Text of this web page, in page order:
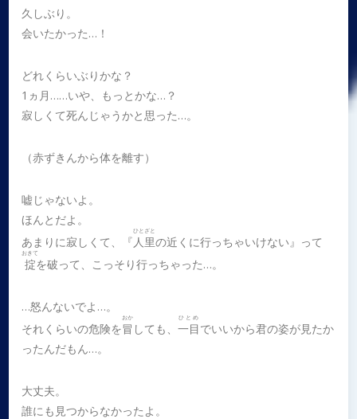
久しぶり。
会いたかった…！
どれくらいぶりかな？
1ヵ月……いや、もっとかな…？
寂しくて死んじゃうかと思った…。
（赤ずきんから体を離す）
嘘じゃないよ。
ほんとだよ。
あまりに寂しくて、『人里
ひとざと
の近くに行っちゃいけない』って
掟
おきて
を破って、こっそり行っちゃった…。
…怒んないでよ…。
それくらいの危険を冒
おか
しても、一目
ひとめ
でいいから君の姿が見たか
ったんだもん…。
大丈夫。
誰にも見つからなかったよ。